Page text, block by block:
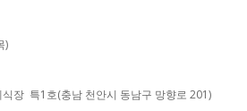
)
장 특1호(충남 천안시 동남구 망향로 201)